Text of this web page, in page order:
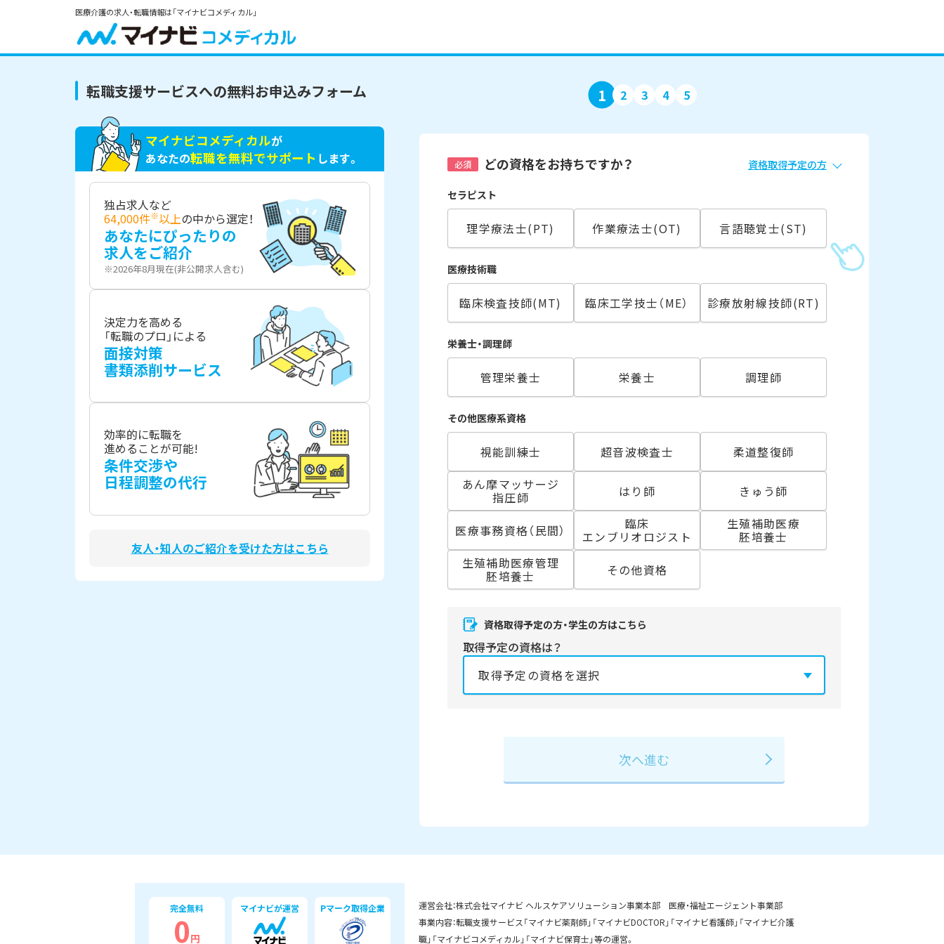
医療介護の求人・転職情報は「マイナビコメディカル」
転職支援サービスへの無料お申込みフォーム 1 2 3 4 5
必須 どの資格をお持ちですか？ 資格取得予定の方
セラピスト
理学療法士(PT) 作業療法士(OT) 言語聴覚士(ST)
医療技術職
臨床検査技師(MT) 臨床工学技士（ME） 診療放射線技師(RT)
栄養士・調理師
管理栄養士 栄養士 調理師
その他医療系資格
視能訓練士 超音波検査士
柔道整復師
あん摩マッサージ
指圧師 はり師 きゅう師
医療事務資格（民間） 臨床
エンブリオロジスト
生殖補助医療
胚培養士
生殖補助医療管理
胚培養士 その他資格
資格取得予定の方・学生の方はこちら
取得予定の資格は？
マイナビコメディカルが
あなたの転職を無料でサポート します。
独占求人など
64,000件※以上の中から選定！
あなたにぴったりの
求人をご紹介
※2026年8月現在(非公開求人含む)
決定力を高める
「転職のプロ」による
面接対策
書類添削サービス
効率的に転職を
進めることが可能!
条件交渉や
日程調整の代行
友人・知人のご紹介を受けた方はこちら
完全無料
0円
マイナビが運営 Pマーク取得企業
運営会社：株式会社マイナビ ヘルスケアソリューション事業本部 医療・福祉エージェント事業部
事業内容：転職支援サービス「マイナビ薬剤師」「マイナビDOCTOR」「マイナビ看護師」「マイナビ介護
職」「マイナビコメディカル」「マイナビ保育士」等の運営。